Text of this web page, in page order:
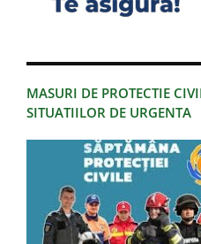
MASURI DE PROTECTIE
SITUATIILOR DE URGENTA